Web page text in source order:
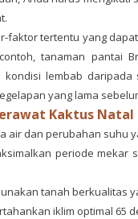
faktor tertentu yang
tanaman pantai
kondisi lembab
yang lama
Kaktus Natal
air dan perubahan suhu
periode mekar
tanah berkualitas
iklim optimal 65